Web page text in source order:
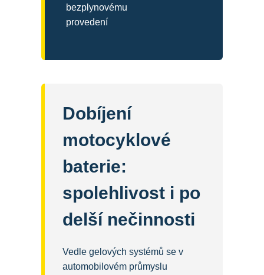
bezplynovému
provedení
Dobíjení
motocyklové
baterie:
spolehlivost i po
delší nečinnosti
Vedle gelových systémů se v
automobilovém průmyslu